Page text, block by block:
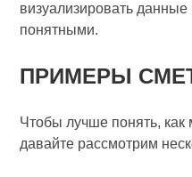
визуализировать данные
понятными.
ПРИМЕРЫ
Чтобы лучше понять, как
давайте рассмотрим